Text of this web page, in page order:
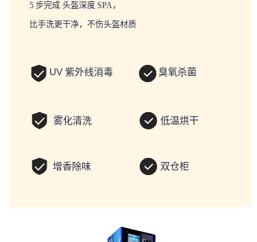
5 步完成 头盔深度 SPA，
比手洗更干净，不伤头盔材质
雾化清洗
增香除味
低温烘干
臭氧杀菌
UV 紫外线消毒
双仓柜